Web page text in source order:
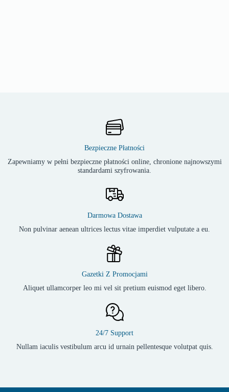
Bezpieczne Płatności
Zapewniamy w pełni bezpieczne płatności online, chronione najnowszymi
standardami szyfrowania.
Darmowa Dostawa
Non pulvinar aenean ultrices lectus vitae imperdiet vulputate a eu.
Gazetki Z Promocjami
Aliquet ullamcorper leo mi vel sit pretium euismod eget libero.
24/7 Support
Nullam iaculis vestibulum arcu id urnain pellentesque volutpat quis.